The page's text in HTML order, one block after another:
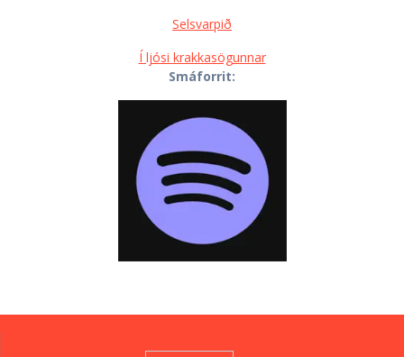
Selsvarpið
Í ljósi krakkasögunnar
Smáforrit: